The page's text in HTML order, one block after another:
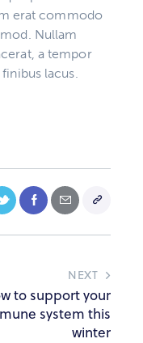
erat commodo
Nullam
a tempor
lacus.
NEXT
to support your
system this
winter